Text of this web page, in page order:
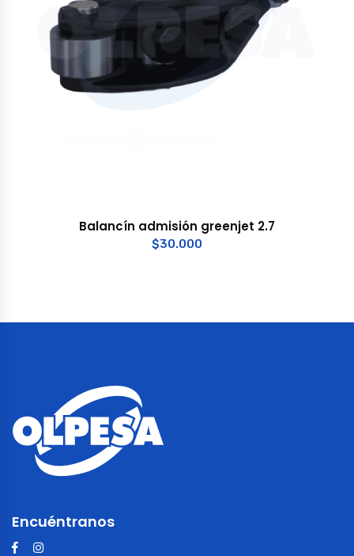
Balancín admisión greenjet 2.7
$30.000
Encuéntranos